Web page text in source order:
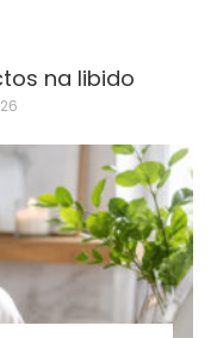
na libido